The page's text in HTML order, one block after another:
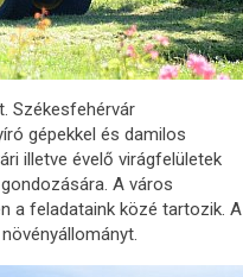
Székesfehérvár
gépekkel és damilos
illetve évelő virágfelületek
A város
a feladataink közé tartozik. A